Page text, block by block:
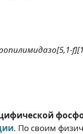
. По своим